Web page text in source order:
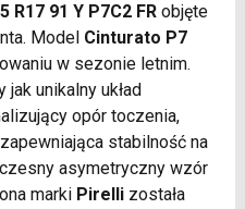
91 Y P7C2 FRobjęte
Model Cinturato P7
w sezonie letnim.
unikalny układ
opór toczenia,
stabilność na
asymetryczny wzór
marki Pirellizostała